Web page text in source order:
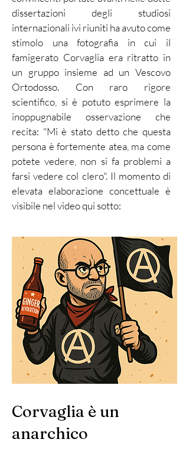
dissertazioni degli studiosi
internazionali ivi riuniti ha avuto come
stimolo una fotografia in cui il
famigerato Corvaglia era ritratto in
un gruppo insieme ad un Vescovo
Ortodosso. Con raro rigore
scientifico, si è potuto esprimere la
inoppugnabile osservazione che
recita: "Mi è stato detto che questa
persona è fortemente atea, ma come
potete vedere, non si fa problemi a
farsi vedere col clero". Il momento di
elevata elaborazione concettuale è
visibile nel video qui sotto:
Corvaglia è un
anarchico